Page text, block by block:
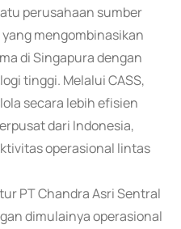
perusahaan sumber
mengombinasikan
di Singapura dengan
tinggi. Melalui CASS,
secara lebih efisien
dari Indonesia,
operasional lintas
PT Chandra Asri Sentral
dimulainya operasional